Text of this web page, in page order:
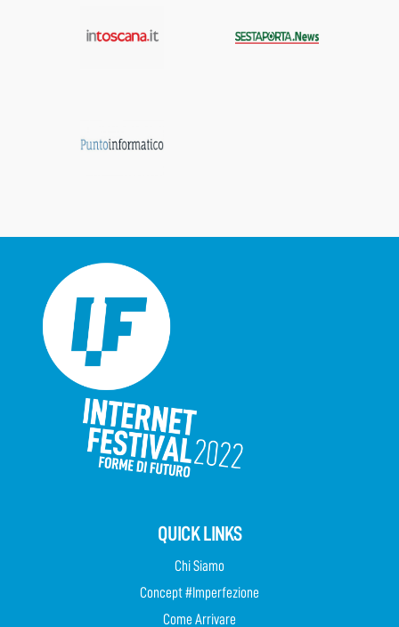
QUICK LINKS
Chi Siamo
Concept #Imperfezione
Come Arrivare